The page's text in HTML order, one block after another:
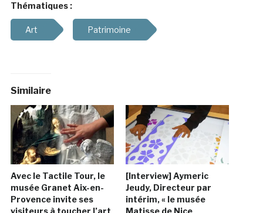
Thématiques :
Art Patrimoine
Similaire
Avec le Tactile Tour, le
musée Granet Aix-en-
Provence invite ses
visiteurs à toucher l’art
[Interview] Aymeric
Jeudy, Directeur par
intérim, « le musée
Matisse de Nice